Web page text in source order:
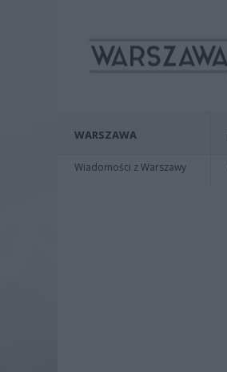
WARSZAWA
Wiadomości z Warszawy